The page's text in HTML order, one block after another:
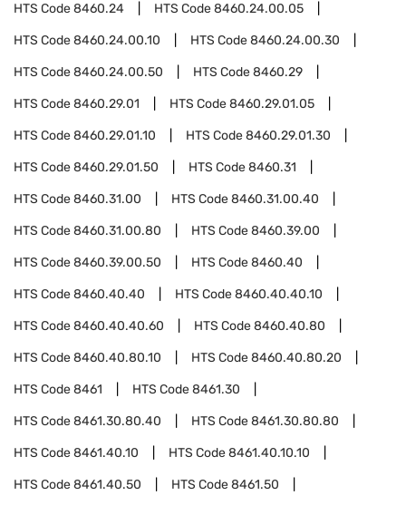
HTS Code8460.24 HTS Code8460.24.00.05
HTS Code8460.24.00.10 HTS Code8460.24.00.30
HTS Code8460.24.00.50 HTS Code8460.29
HTS Code8460.29.01 HTS Code8460.29.01.05
HTS Code8460.29.01.10 HTS Code8460.29.01.30
HTS Code8460.29.01.50 HTS Code8460.31
HTS Code8460.31.00 HTS Code8460.31.00.40
HTS Code8460.31.00.80 HTS Code8460.39.00
HTS Code8460.39.00.50 HTS Code8460.40
HTS Code8460.40.40 HTS Code8460.40.40.10
HTS Code8460.40.40.60 HTS Code8460.40.80
HTS Code8460.40.80.10 HTS Code8460.40.80.20
HTS Code8461 HTS Code8461.30
HTS Code8461.30.80.40 HTS Code8461.30.80.80
HTS Code8461.40.10 HTS Code8461.40.10.10
HTS Code8461.40.50 HTS Code8461.50